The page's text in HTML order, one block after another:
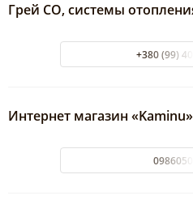
Грей CO, системы
+380 (99)
Интернет магазин «Kaminu»